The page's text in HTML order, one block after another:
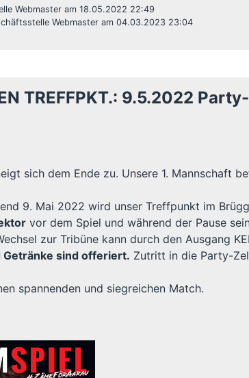
Webmaster am 18.05.2022 22:49
Webmaster am 04.03.2023 23:04
TREFFPKT.: 9.5.2022
sich dem Ende zu. Unsere 1. Mannschaft
9. Mai 2022 wird unser Treffpunkt im
vor dem Spiel und während der Pause
zur Tribüne kann durch den Ausgang
Getränke sind offeriert. Zutritt in die Party-
spannenden und siegreichen Match.